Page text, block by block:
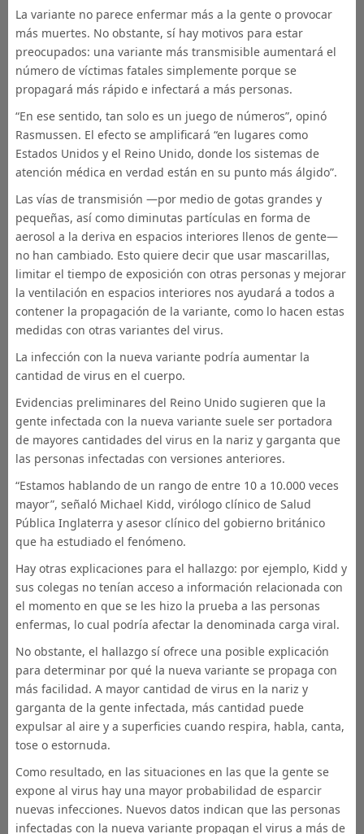
La variante no parece enfermar más a la gente o provocar
más muertes. No obstante, sí hay motivos para estar
preocupados: una variante más transmisible aumentará el
número de víctimas fatales simplemente porque se
propagará más rápido e infectará a más personas.
“En ese sentido, tan solo es un juego de números”, opinó
Rasmussen. El efecto se amplificará “en lugares como
Estados Unidos y el Reino Unido, donde los sistemas de
atención médica en verdad están en su punto más álgido”.
Las vías de transmisión —por medio de gotas grandes y
pequeñas, así como diminutas partículas en forma de
aerosol a la deriva en espacios interiores llenos de gente—
no han cambiado. Esto quiere decir que usar mascarillas,
limitar el tiempo de exposición con otras personas y mejorar
la ventilación en espacios interiores nos ayudará a todos a
contener la propagación de la variante, como lo hacen estas
medidas con otras variantes del virus.
La infección con la nueva variante podría aumentar la
cantidad de virus en el cuerpo.
Evidencias preliminares del Reino Unido sugieren que la
gente infectada con la nueva variante suele ser portadora
de mayores cantidades del virus en la nariz y garganta que
las personas infectadas con versiones anteriores.
“Estamos hablando de un rango de entre 10 a 10.000 veces
mayor”, señaló Michael Kidd, virólogo clínico de Salud
Pública Inglaterra y asesor clínico del gobierno británico
que ha estudiado el fenómeno.
Hay otras explicaciones para el hallazgo: por ejemplo, Kidd y
sus colegas no tenían acceso a información relacionada con
el momento en que se les hizo la prueba a las personas
enfermas, lo cual podría afectar la denominada carga viral.
No obstante, el hallazgo sí ofrece una posible explicación
para determinar por qué la nueva variante se propaga con
más facilidad. A mayor cantidad de virus en la nariz y
garganta de la gente infectada, más cantidad puede
expulsar al aire y a superficies cuando respira, habla, canta,
tose o estornuda.
Como resultado, en las situaciones en las que la gente se
expone al virus hay una mayor probabilidad de esparcir
nuevas infecciones. Nuevos datos indican que las personas
infectadas con la nueva variante propagan el virus a más de